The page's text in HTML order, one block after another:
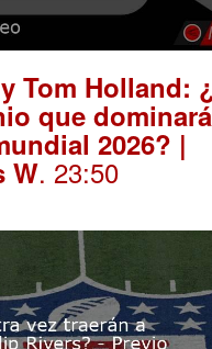
Tom Holland:
que
2026? |
W. 23:50